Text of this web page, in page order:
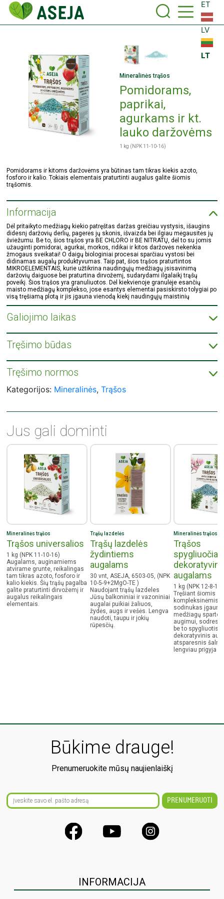
ET
LV
LT
Mineralinės trąšos
Pomidorams,
paprikai,
agurkams ir kt.
lauko daržovėms
1 kg (NPK 11-10-16)
Pomidorams ir kitoms daržovėms yra būtinas tam tikras kiekis azoto,
fosforo ir kalio. Tokiais elementais praturtinti augalus galite šiomis
trąšomis.
Informacija
Dėl pritaikyto medžiagų kiekio patręštas daržas greičiau vystysis, išaugins
didesnį daržovių derlių, pagerės jų skonis, išvaizda bei ilgiau mėgausitės jų
šviežumu. Be to, šios trąšos yra BE CHLORO ir BE NITRATŲ, dėl to su jomis
užauginti pomidorai, agurkai, morkos, ridikai ir kitos daržovės nekenkia
žmogaus sveikatai! O daigų biologiniai procesai sparčiau vystosi bei
didinamas augalų produktyvumas. Taip pat, šios trąšos praturtintos
MIKROELEMENTAIS, kurie užtikrina naudingųjų medžiagų įsisavinimą
daržovių daiguose bei praturtina dirvožemį, sudarydami ilgalaikį trąšų
poveikį. Šios trąšos yra granuliuotos. Dėl kiekvienoje granulėje esančių
maisto medžiagų komplekso, jose esantys elementai pasiskirsto tolygiai po
visą tręšiamą plotą ir jis įgauna vienodą kiekį naudingųjų maistinių
medžiagų.
Galiojimo laikas
Laikant trąšas sausai, apsaugojus nuo tiesioginių saulės spindulių,
Tręšimo būdas
Trąšos beriamos pakrikai prieš sėją dirvos dirbimo metu arba išbarstomos
Tręšimo normos
Pomidorams , paprikoms ir agurkams – 4-8kg (100 m
Kategorijos: Mineralinės,Trąšos
Jus gali dominti
Mineralinės trąšos
Trąšos universalios
1 kg (NPK 11-10-16)
Augalams, auginamiems
atvirame grunte, reikalingas
tam tikras azoto, fosforo ir
kalio kiekis. Šių trąšų pagalba
galite praturtinti dirvožemį ir
augalus reikalingais
elementais.
Trąšų lazdelės
Trąšų lazdelės
žydintiems
augalams
30 vnt, ASEJA, 6503-05, (NPK
10-5-9+2MgO-TE )
Naudojant trąšų lazdeles
Jūsų balkoniniai ir vazoniniai
augalai puikiai žaliuos,
žydės, augs ir vešės. Lengva
naudoti, taupu ir jokių
rūpesčių.
Mineralinės trąšos
Trąšos
augalams
1 kg (NPK 12-8-16)
Tręšiant šiomis
kompleksinėmis
sodinukas
medžiagų
augimui,
be to spygliuotis ir
dekoratyvinis
atsparesnis
lengviau prigyja
Būkime drauge!
Prenumeruokite mūsų naujienlaiškį
INFORMACIJA